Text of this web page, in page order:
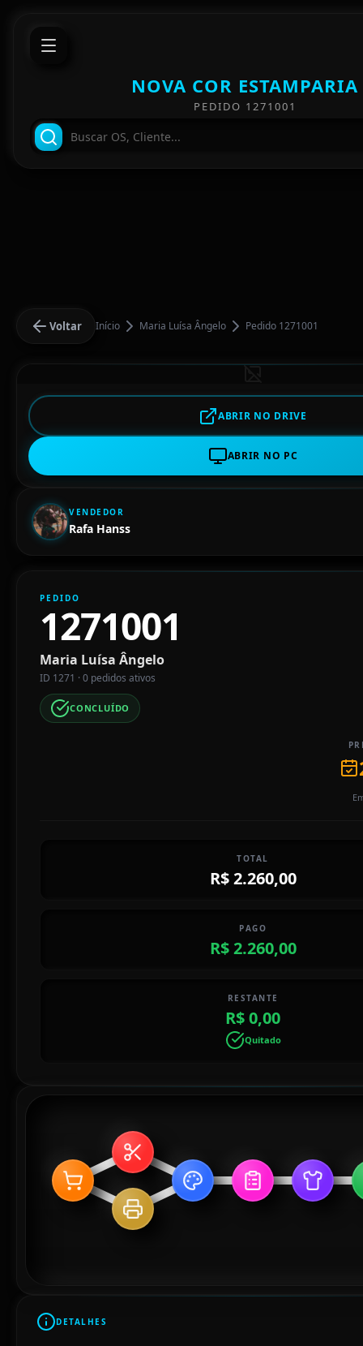
NOVA COR ESTAMPARIA
PEDIDO 1271001
Voltar Início Maria Luísa Ângelo Pedido 1271001
ABRIR NO DRIVE
ABRIR NO PC
VENDEDOR
Rafa Hanss
PEDIDO
1271001
Maria Luísa Ângelo
ID 1271 · 0 pedidos ativos
CONCLUÍDO
TOTAL
R$ 2.260,00
PAGO
R$ 2.260,00
RESTANTE
R$ 0,00
Quitado
DETALHES